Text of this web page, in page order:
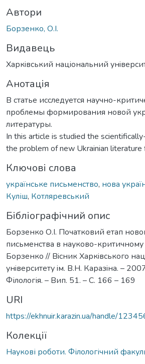
Автори
Борзенко, О.І.
Видавець
Харкiвський нацiональний
Анотація
В статье исследуется научно-
проблемы формирования новой
литературы.
In this article is studied the
the problem of new Ukrainian literature
Ключові слова
українське письменство, нова
Куліш, Котляревський
Бібліографічний опис
Борзенко О.І. Початковий етап
письменства в науково-критичному
Борзенко // Вiсник Харкiвського
унiверситету iм. В.Н. Каразiна. –
Філологія. – Вип. 51. – С. 166 – 169
URI
https://ekhnuir.karazin.ua/handle/
Колекції
Наукові роботи. Філологічний